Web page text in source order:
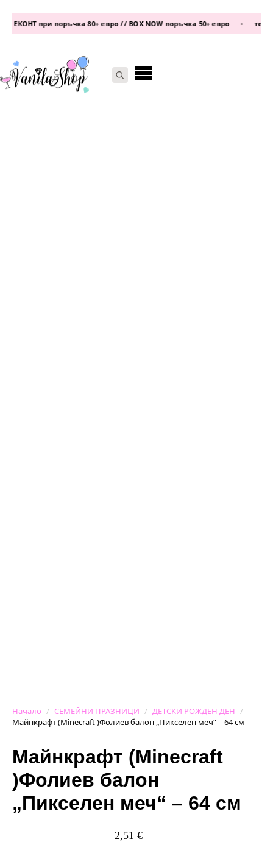
при поръчка 80+ евро // BOX NOW поръчка 50+ евро •
Начало СЕМЕЙНИ ПРАЗНИЦИ
ДЕТСКИ РОЖДЕН ДЕН
Майнкрафт (Minecraft )Фолиев балон „Пикселен меч“ – 64 см
Майнкрафт (Minecraft
)Фолиев балон
„Пикселен меч“ – 64 см
2,51 €